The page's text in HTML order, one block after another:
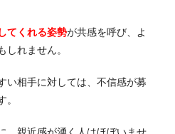
てくれる姿勢が共感を呼び、よ
しれません。
い相手に対しては、不信感が募
。
、親近感が湧く人はほぼいませ